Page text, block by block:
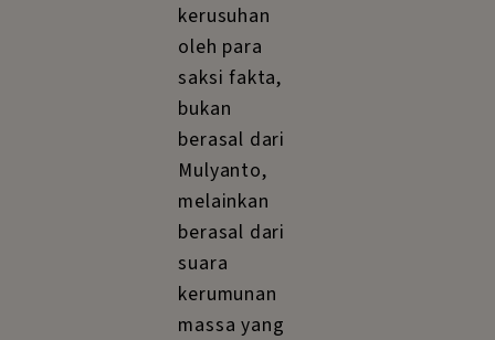
kerusuhan
oleh para
saksi fakta,
bukan
berasal dari
Mulyanto,
melainkan
berasal dari
suara
kerumunan
massa yang